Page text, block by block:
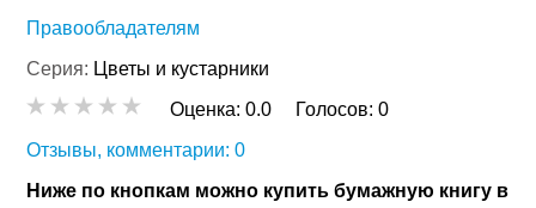
Правообладателям
Серия: Цветы и кустарники
Оценка:0.0 Голосов:0
Отзывы, комментарии: 0
Ниже по кнопкам можно купить бумажную книгу в